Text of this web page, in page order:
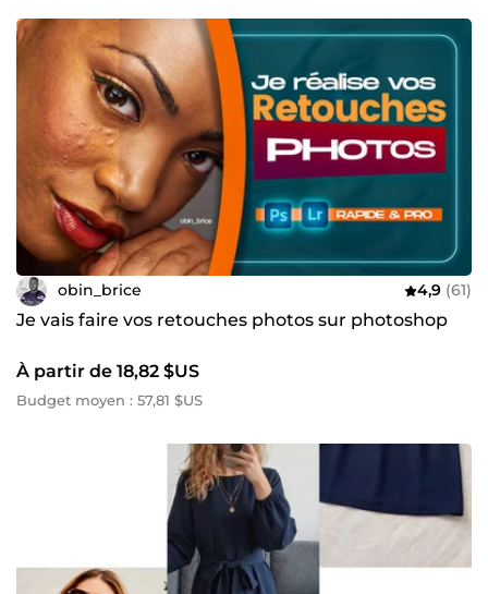
obin_brice 4,9 (61)
Je vais faire vos retouches photos sur photoshop
À partir de 18,82 $US
Budget moyen : 57,81 $US